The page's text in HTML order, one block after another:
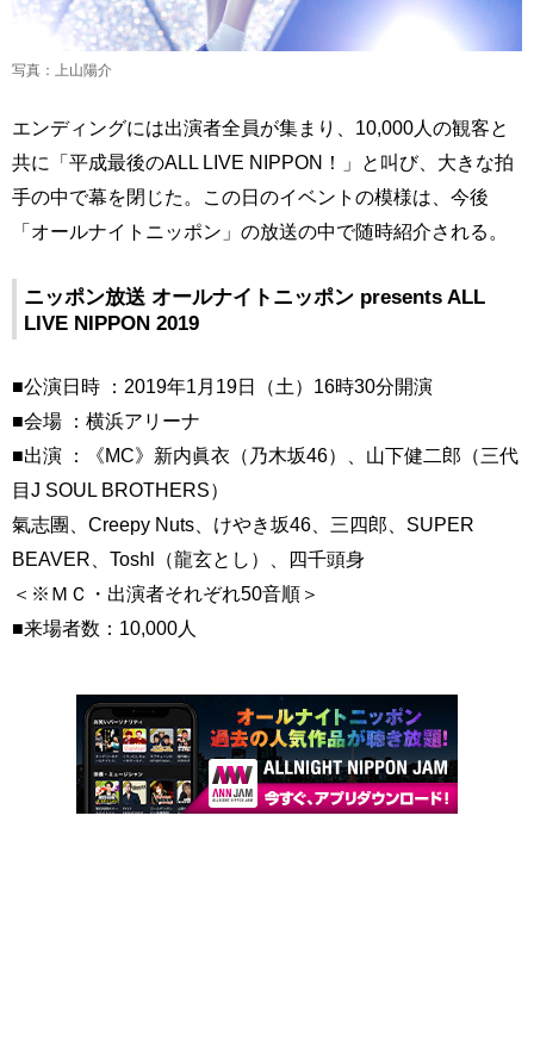
写真：上山陽介
エンディングには出演者全員が集まり、10,000人の観客と
共に「平成最後のALL LIVE NIPPON！」と叫び、大きな拍
手の中で幕を閉じた。この日のイベントの模様は、今後
「オールナイトニッポン」の放送の中で随時紹介される。
ニッポン放送 オールナイトニッポン presents ALL
LIVE NIPPON 2019
■公演日時 ：2019年1月19日（土）16時30分開演
■会場 ：横浜アリーナ
■出演 ：《MC》新内眞衣（乃木坂46）、山下健二郎（三代
目J SOUL BROTHERS）
氣志團、Creepy Nuts、けやき坂46、三四郎、SUPER
BEAVER、Toshl（龍玄とし）、四千頭身
＜※ＭＣ・出演者それぞれ50音順＞
■来場者数：10,000人